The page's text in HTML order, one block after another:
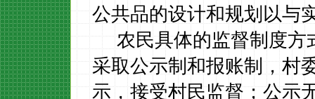
公共品的设计和规划以与
农民具体的监督制度方
采取公示制和报账制，村
示，接受村民监督；公示